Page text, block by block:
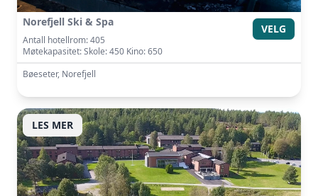
Norefjell Ski & Spa
Antall hotellrom: 405
Møtekapasitet: Skole: 450 Kino: 650
Bøeseter, Norefjell
VELG
LES MER